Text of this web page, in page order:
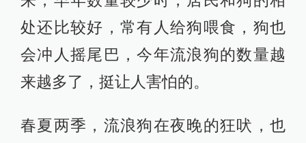
处还比较好，常有人给狗喂食，狗也
会冲人摇尾巴，今年流浪狗的数量越
来越多了，挺让人害怕的。
春夏两季，流浪狗在夜晚的狂吠，也